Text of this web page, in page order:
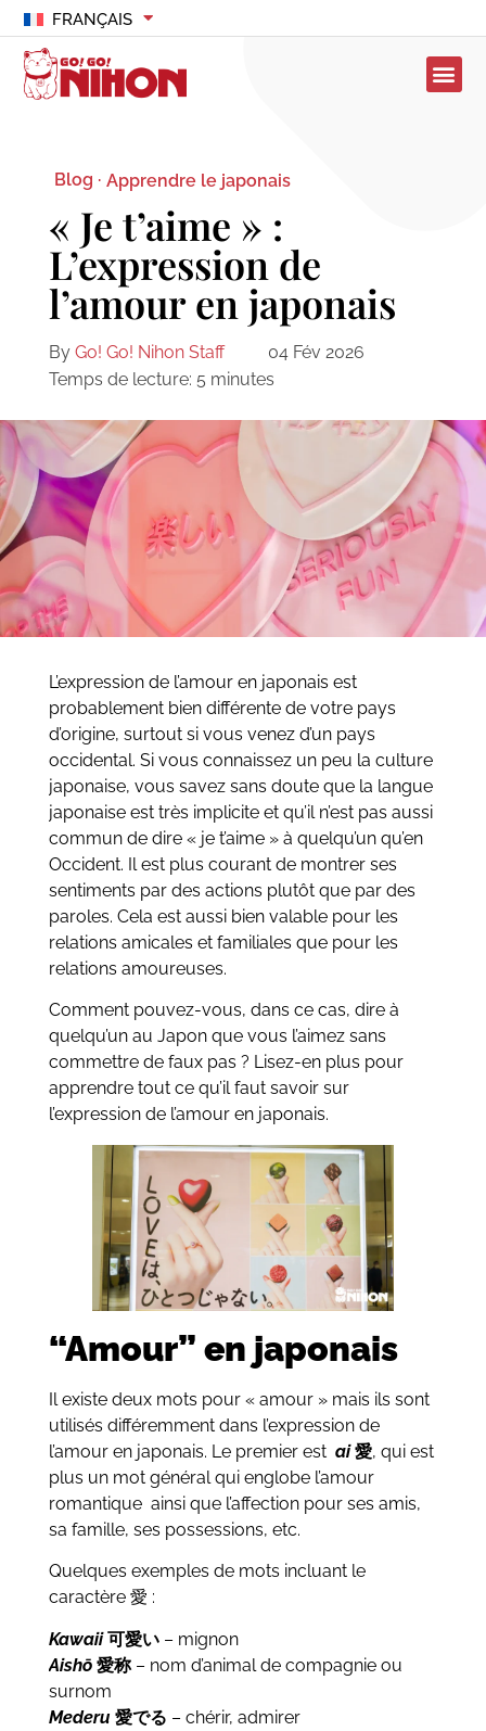
FRANÇAIS
Blog · Apprendre le japonais
« Je t’aime » :
L’expression de
l’amour en japonais
By Go! Go! Nihon Staff
04 Fév 2026
Temps de lecture: 5 minutes
L’expression de l’amour en japonais est
probablement bien différente de votre pays
d’origine, surtout si vous venez d’un pays
occidental. Si vous connaissez un peu la culture
japonaise, vous savez sans doute que la langue
japonaise est très implicite et qu’il n’est pas aussi
commun de dire « je t’aime » à quelqu’un qu’en
Occident. Il est plus courant de montrer ses
sentiments par des actions plutôt que par des
paroles. Cela est aussi bien valable pour les
relations amicales et familiales que pour les
relations amoureuses.
Comment pouvez-vous, dans ce cas, dire à
quelqu’un au Japon que vous l’aimez sans
commettre de faux pas ? Lisez-en plus pour
apprendre tout ce qu’il faut savoir sur
l’expression de l’amour en japonais.
“Amour” en japonais
Il existe deux mots pour « amour » mais ils sont
utilisés différemment dans l’expression de
l’amour en japonais. Le premier est ai 愛, qui est
plus un mot général qui englobe l’amour
romantique ainsi que l’affection pour ses amis,
sa famille, ses possessions, etc.
Quelques exemples de mots incluant le
caractère 愛 :
Kawaii可愛い– mignon
Aishō 愛称– nom d’animal de compagnie ou
surnom
Mederu 愛でる – chérir, admirer